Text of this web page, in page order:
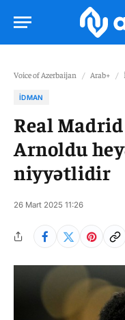
Voice of Azerbaijan / Arab+ /
İDMAN
Real
Arnoldu
niyyətlidir
26 Mart 2025 11:26